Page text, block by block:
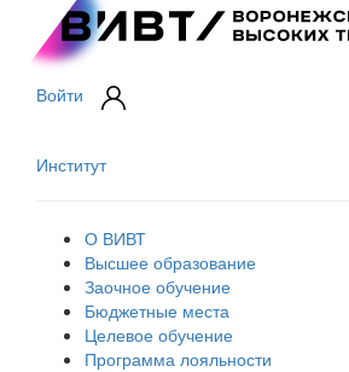
Войти
Институт
О ВИВТ
Высшее образование
Заочное обучение
Бюджетные места
Целевое обучение
Программа лояльности